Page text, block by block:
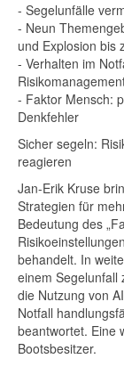
- Segelunfälle
- Neun
und Explosion bis
- Verhalten im
- Faktor Mensch:
Denkfehler
Sicher segeln:
reagieren
Jan-Erik Kruse
Strategien für
Bedeutung des
behandelt. In
einem Segelunfall
die Nutzung von
Notfall
beantwortet. Eine
Bootsbesitzer.